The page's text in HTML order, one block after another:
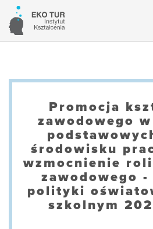
Promocja
zawodowego w
środowisku
wzmocnienie
zawodowego
polityki
szkolnym